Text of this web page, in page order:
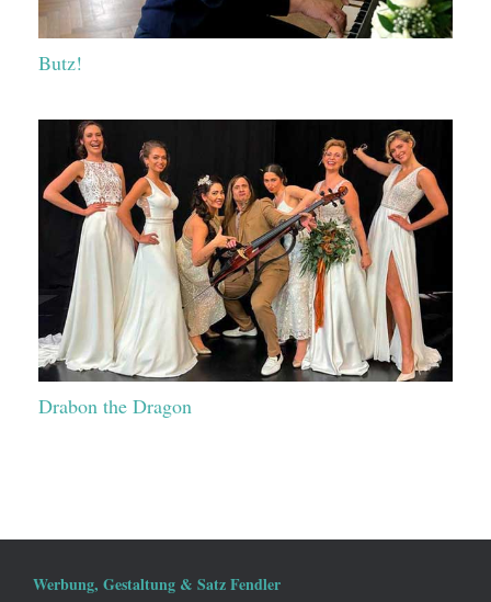
Butz!
Drabon the Dragon
Werbung, Gestaltung & Satz Fendler